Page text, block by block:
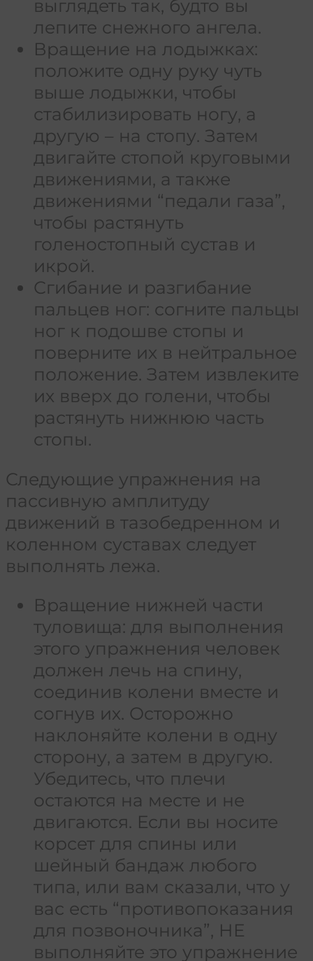
выглядеть так, будто вы
лепите снежного ангела.
Вращение на лодыжках:
положите одну руку чуть
выше лодыжки, чтобы
стабилизировать ногу, а
другую – на стопу. Затем
двигайте стопой круговыми
движениями, а также
движениями “педали газа”,
чтобы растянуть
голеностопный сустав и
икрой.
Сгибание и разгибание
пальцев ног: согните пальцы
ног к подошве стопы и
поверните их в нейтральное
положение. Затем извлеките
их вверх до голени, чтобы
растянуть нижнюю часть
стопы.
Следующие упражнения на
пассивную амплитуду
движений в тазобедренном и
коленном суставах следует
выполнять лежа.
Вращение нижней части
туловища: для выполнения
этого упражнения человек
должен лечь на спину,
соединив колени вместе и
согнув их. Осторожно
наклоняйте колени в одну
сторону, а затем в другую.
Убедитесь, что плечи
остаются на месте и не
двигаются. Если вы носите
корсет для спины или
шейный бандаж любого
типа, или вам сказали, что у
вас есть “противопоказания
для позвоночника”, НЕ
выполняйте это упражнение